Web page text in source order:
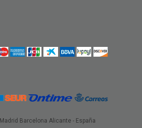
Madrid Barcelona Alicante - España